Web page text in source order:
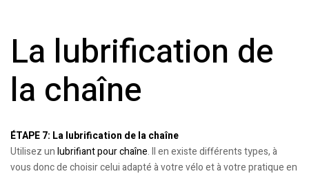
La lubrification de
la chaîne
ÉTAPE 7: La lubrification de la chaîne
Utilisez unlubrifiant pour chaîne. Il en existe différents types, à
vous donc de choisir celui adapté à votre vélo et à votre pratique en